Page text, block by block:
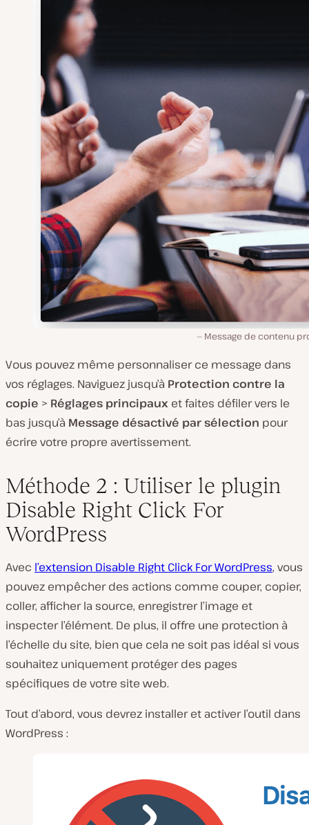
Message de contenu
Vous pouvez même personnaliser ce message dans
vos réglages. Naviguez jusqu’à Protection contre la
copie > Réglages principaux et faites défiler vers le
bas jusqu’à Message désactivé par sélection pour
écrire votre propre avertissement.
Méthode 2 : Utiliser le plugin
Disable Right Click For
WordPress
Avec l’extension Disable Right Click For WordPress, vous
pouvez empêcher des actions comme couper, copier,
coller, afficher la source, enregistrer l’image et
inspecter l’élément. De plus, il offre une protection à
l’échelle du site, bien que cela ne soit pas idéal si vous
souhaitez uniquement protéger des pages
spécifiques de votre site web.
Tout d’abord, vous devrez installer et activer l’outil dans
WordPress :